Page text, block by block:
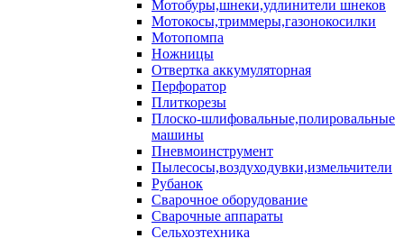
Мотобуры,шнеки,удлинители шнеков
Мотокосы,триммеры,газонокосилки
Мотопомпа
Ножницы
Отвертка аккумуляторная
Перфоратор
Плиткорезы
Плоско-шлифовальные,полировальные
машины
Пневмоинструмент
Пылесосы,воздуходувки,измельчители
Рубанок
Сварочное оборудование
Сварочные аппараты
Сельхозтехника